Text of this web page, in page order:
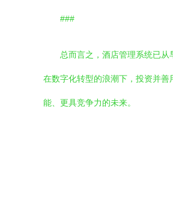
###
总而言之，酒店管理系统已
在数字化转型的浪潮下，投资并
能、更具竞争力的未来。